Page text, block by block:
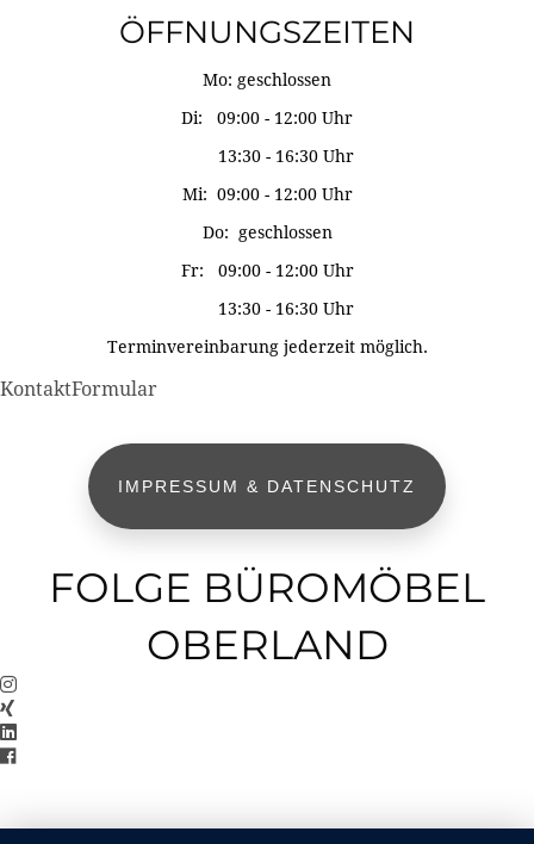
ÖFFNUNGSZEITEN
Mo: geschlossen
Di: 09:00 - 12:00 Uhr
13:30 - 16:30 Uhr
Mi: 09:00 - 12:00 Uhr
Do: geschlossen
Fr: 09:00 - 12:00 Uhr
13:30 - 16:30 Uhr
Terminvereinbarung jederzeit möglich.
KontaktFormular
IMPRESSUM & DATENSCHUTZ
FOLGE BÜROMÖBEL
OBERLAND